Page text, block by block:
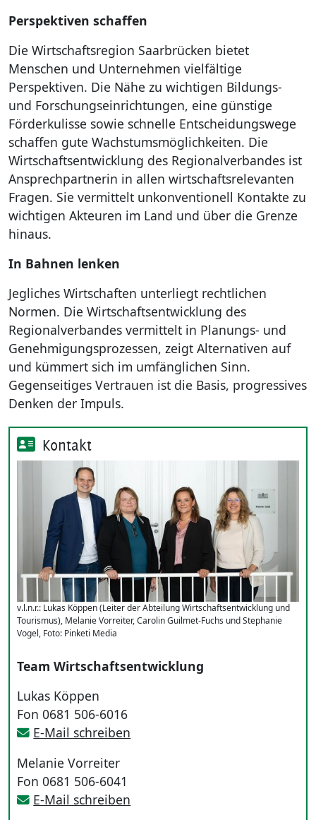
Perspektiven schaffen
Die Wirtschaftsregion Saarbrücken bietet
Menschen und Unternehmen vielfältige
Perspektiven. Die Nähe zu wichtigen Bildungs-
und Forschungseinrichtungen, eine günstige
Förderkulisse sowie schnelle Entscheidungswege
schaffen gute Wachstumsmöglichkeiten. Die
Wirtschaftsentwicklung des Regionalverbandes ist
Ansprechpartnerin in allen wirtschaftsrelevanten
Fragen. Sie vermittelt unkonventionell Kontakte zu
wichtigen Akteuren im Land und über die Grenze
hinaus.
In Bahnen lenken
Jegliches Wirtschaften unterliegt rechtlichen
Normen. Die Wirtschaftsentwicklung des
Regionalverbandes vermittelt in Planungs- und
Genehmigungsprozessen, zeigt Alternativen auf
und kümmert sich im umfänglichen Sinn.
Gegenseitiges Vertrauen ist die Basis, progressives
Denken der Impuls.
Kontakt
v.l.n.r.: Lukas Köppen (Leiter der Abteilung Wirtschaftsentwicklung und
Tourismus), Melanie Vorreiter, Carolin Guilmet-Fuchs und Stephanie
Vogel, Foto: Pinketi Media
Team Wirtschaftsentwicklung
Lukas Köppen
Fon 0681 506-6016
E-Mail schreiben
Melanie Vorreiter
Fon 0681 506-6041
E-Mail schreiben